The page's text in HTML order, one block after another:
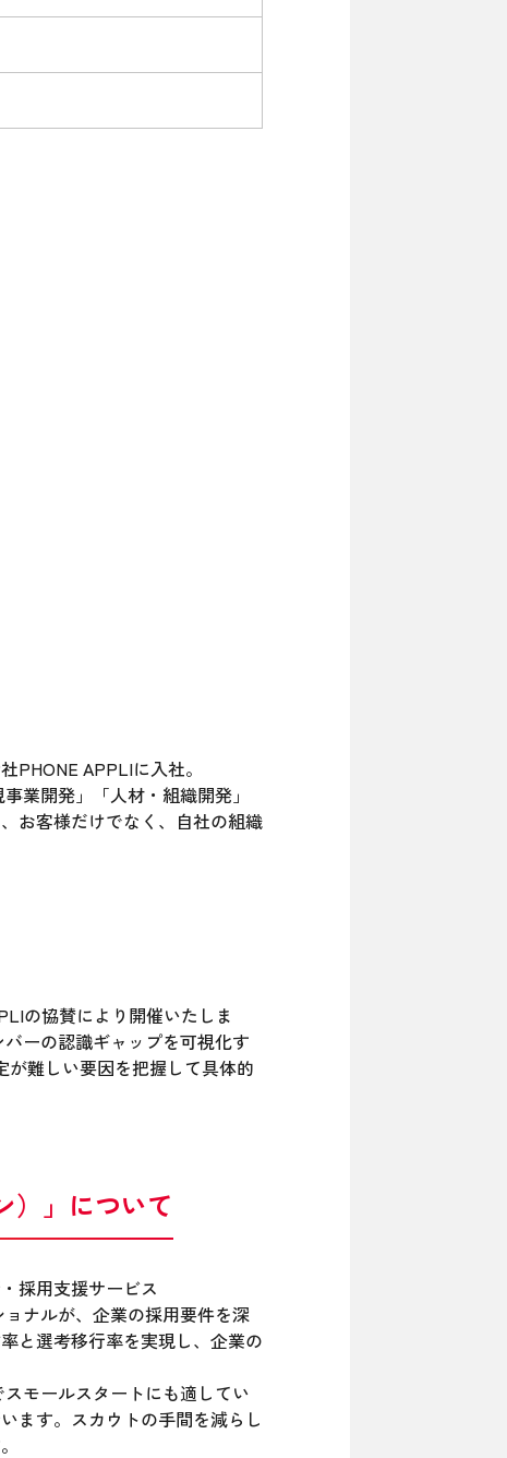
APPLIに入社。
業開発」「人材・組織開発」
お客様だけでなく、自社の組織
の協賛により開催いたしま
ーの認識ギャップを可視化す
難しい要因を把握して具体的
）」について
採用支援サービス
ナルが、企業の採用要件を深
と選考移行率を実現し、企業の
モールスタートにも適してい
ます。スカウトの手間を減らし